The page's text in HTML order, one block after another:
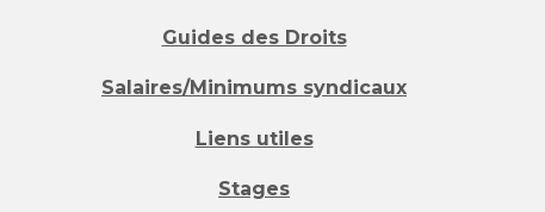
Guides des Droits
Salaires/Minimums syndicaux
Liens utiles
Stages